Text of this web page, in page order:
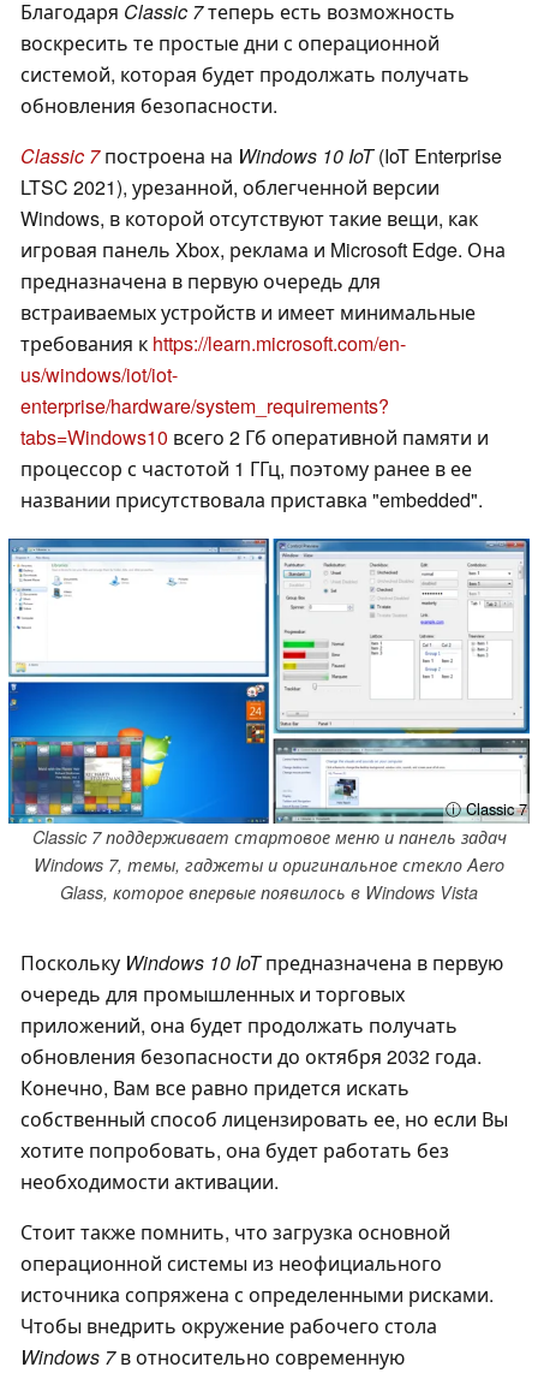
Благодаря Classic 7теперь есть возможность
воскресить те простые дни с операционной
системой, которая будет продолжать получать
обновления безопасности.
Classic 7построена на Windows 10 IoT(IoT Enterprise
LTSC 2021), урезанной, облегченной версии
Windows, в которой отсутствуют такие вещи, как
игровая панель Xbox, реклама и Microsoft Edge. Она
предназначена в первую очередь для
встраиваемых устройств и имеет минимальные
требования к https://learn.microsoft.com/en-
us/windows/iot/iot-
enterprise/hardware/system_requirements?
tabs=Windows10 всего 2 Гб оперативной памяти и
процессор с частотой 1 ГГц, поэтому ранее в ее
названии присутствовала приставка "embedded".
ⓘ Classic 7
Classic 7 поддерживает стартовое меню и панель задач
Windows 7, темы, гаджеты и оригинальное стекло Aero
Glass, которое впервые появилось в Windows Vista
Поскольку Windows 10 IoTпредназначена в первую
очередь для промышленных и торговых
приложений, она будет продолжать получать
обновления безопасности до октября 2032 года.
Конечно, Вам все равно придется искать
собственный способ лицензировать ее, но если Вы
хотите попробовать, она будет работать без
необходимости активации.
Стоит также помнить, что загрузка основной
операционной системы из неофициального
источника сопряжена с определенными рисками.
Чтобы внедрить окружение рабочего стола
Windows 7в относительно современную